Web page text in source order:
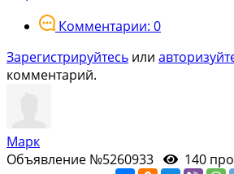
Комментарии: 0
Зарегистрируйтесь или
комментарий.
Марк
Объявление №5260933
140